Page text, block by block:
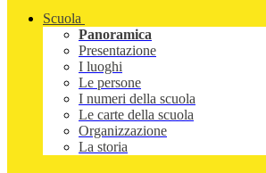
Scuola
Panoramica
Presentazione
I luoghi
Le persone
I numeri della scuola
Le carte della scuola
Organizzazione
La storia